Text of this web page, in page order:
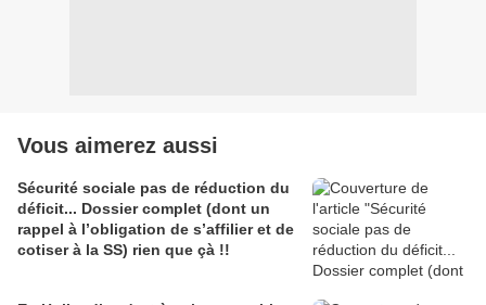
Vous aimerez aussi
Sécurité sociale pas de réduction du
déficit... Dossier complet (dont un
rappel à l’obligation de s’affilier et de
cotiser à la SS) rien que çà !!